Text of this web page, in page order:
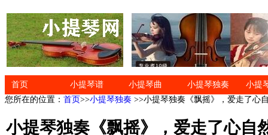
首页 小提琴谱 小提琴曲 小提琴独奏
小提
您所在的位置： 首页>>小提琴独奏 >>小提琴独奏《飘摇》，爱走了心
小提琴独奏《飘摇》，爱走了心自